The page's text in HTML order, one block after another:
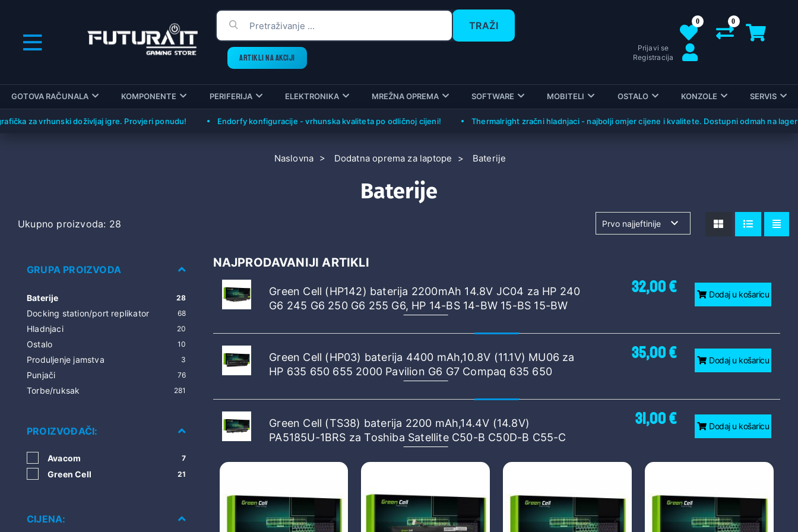
TRAŽI
ARTIKLI NA AKCIJI
0
0
Prijavi se
Registracija
GOTOVA RAČUNALA KOMPONENTE PERIFERIJA ELEKTRONIKA MREŽNA OPREMA SOFTWARE MOBITELI OSTALO KONZOLE SERVIS
za vrhunski doživljaj igre. Provjeri ponudu! Endorfy konfiguracije - vrhunska kvaliteta po odličnoj cijeni! Thermalright zračni hladnjaci - najbolji omjer cijene i kvalitete. Dostupni odmah na lageru!
Naslovna Dodatna oprema za laptope Baterije
Baterije
Ukupno proizvoda: 28
GRUPA PROIZVODA
Baterije 28
Docking station/port replikator 68
Hladnjaci 20
Ostalo 10
Produljenje jamstva 3
Punjači 76
Torbe/ruksak 281
PROIZVOĐAČI:
Avacom 7
Green Cell 21
CIJENA:
NAJPRODAVANIJI ARTIKLI
Green Cell (HP142) baterija 2200mAh 14.8V JC04 za HP 240
G6 245 G6 250 G6 255 G6, HP 14-BS 14-BW 15-BS 15-BW
32,00 € Dodaj u košaricu
Green Cell (HP03) baterija 4400 mAh,10.8V (11.1V) MU06 za
HP 635 650 655 2000 Pavilion G6 G7 Compaq 635 650
35,00 € Dodaj u košaricu
Green Cell (TS38) baterija 2200 mAh,14.4V (14.8V)
PA5185U-1BRS za Toshiba Satellite C50-B C50D-B C55-C
31,00 € Dodaj u košaricu